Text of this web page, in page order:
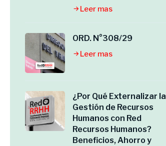
Leer mas
ORD. N°308/29
Leer mas
¿Por Qué Externalizar la
Gestión de Recursos
Humanos con Red
Recursos Humanos?
Beneficios, Ahorro y